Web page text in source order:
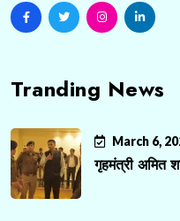
Tranding News
March 6,
गृहमंत्री अमित